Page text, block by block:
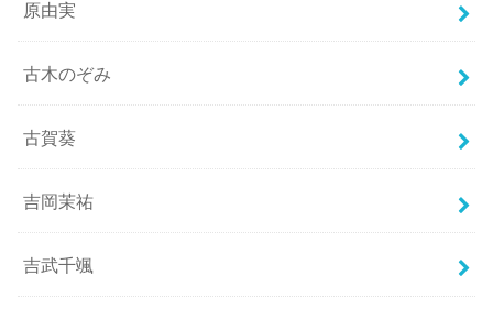
原由実
古木のぞみ
古賀葵
吉岡茉祐
吉武千颯